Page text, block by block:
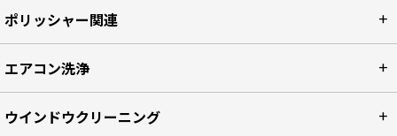
ポリッシャー関連
エアコン洗浄
ウインドウクリーニング